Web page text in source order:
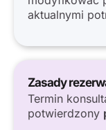
aktualnymi
Zasady
Termin
potwierdzony